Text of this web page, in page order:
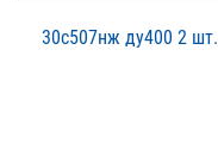
30с507нж ду400 2 шт.